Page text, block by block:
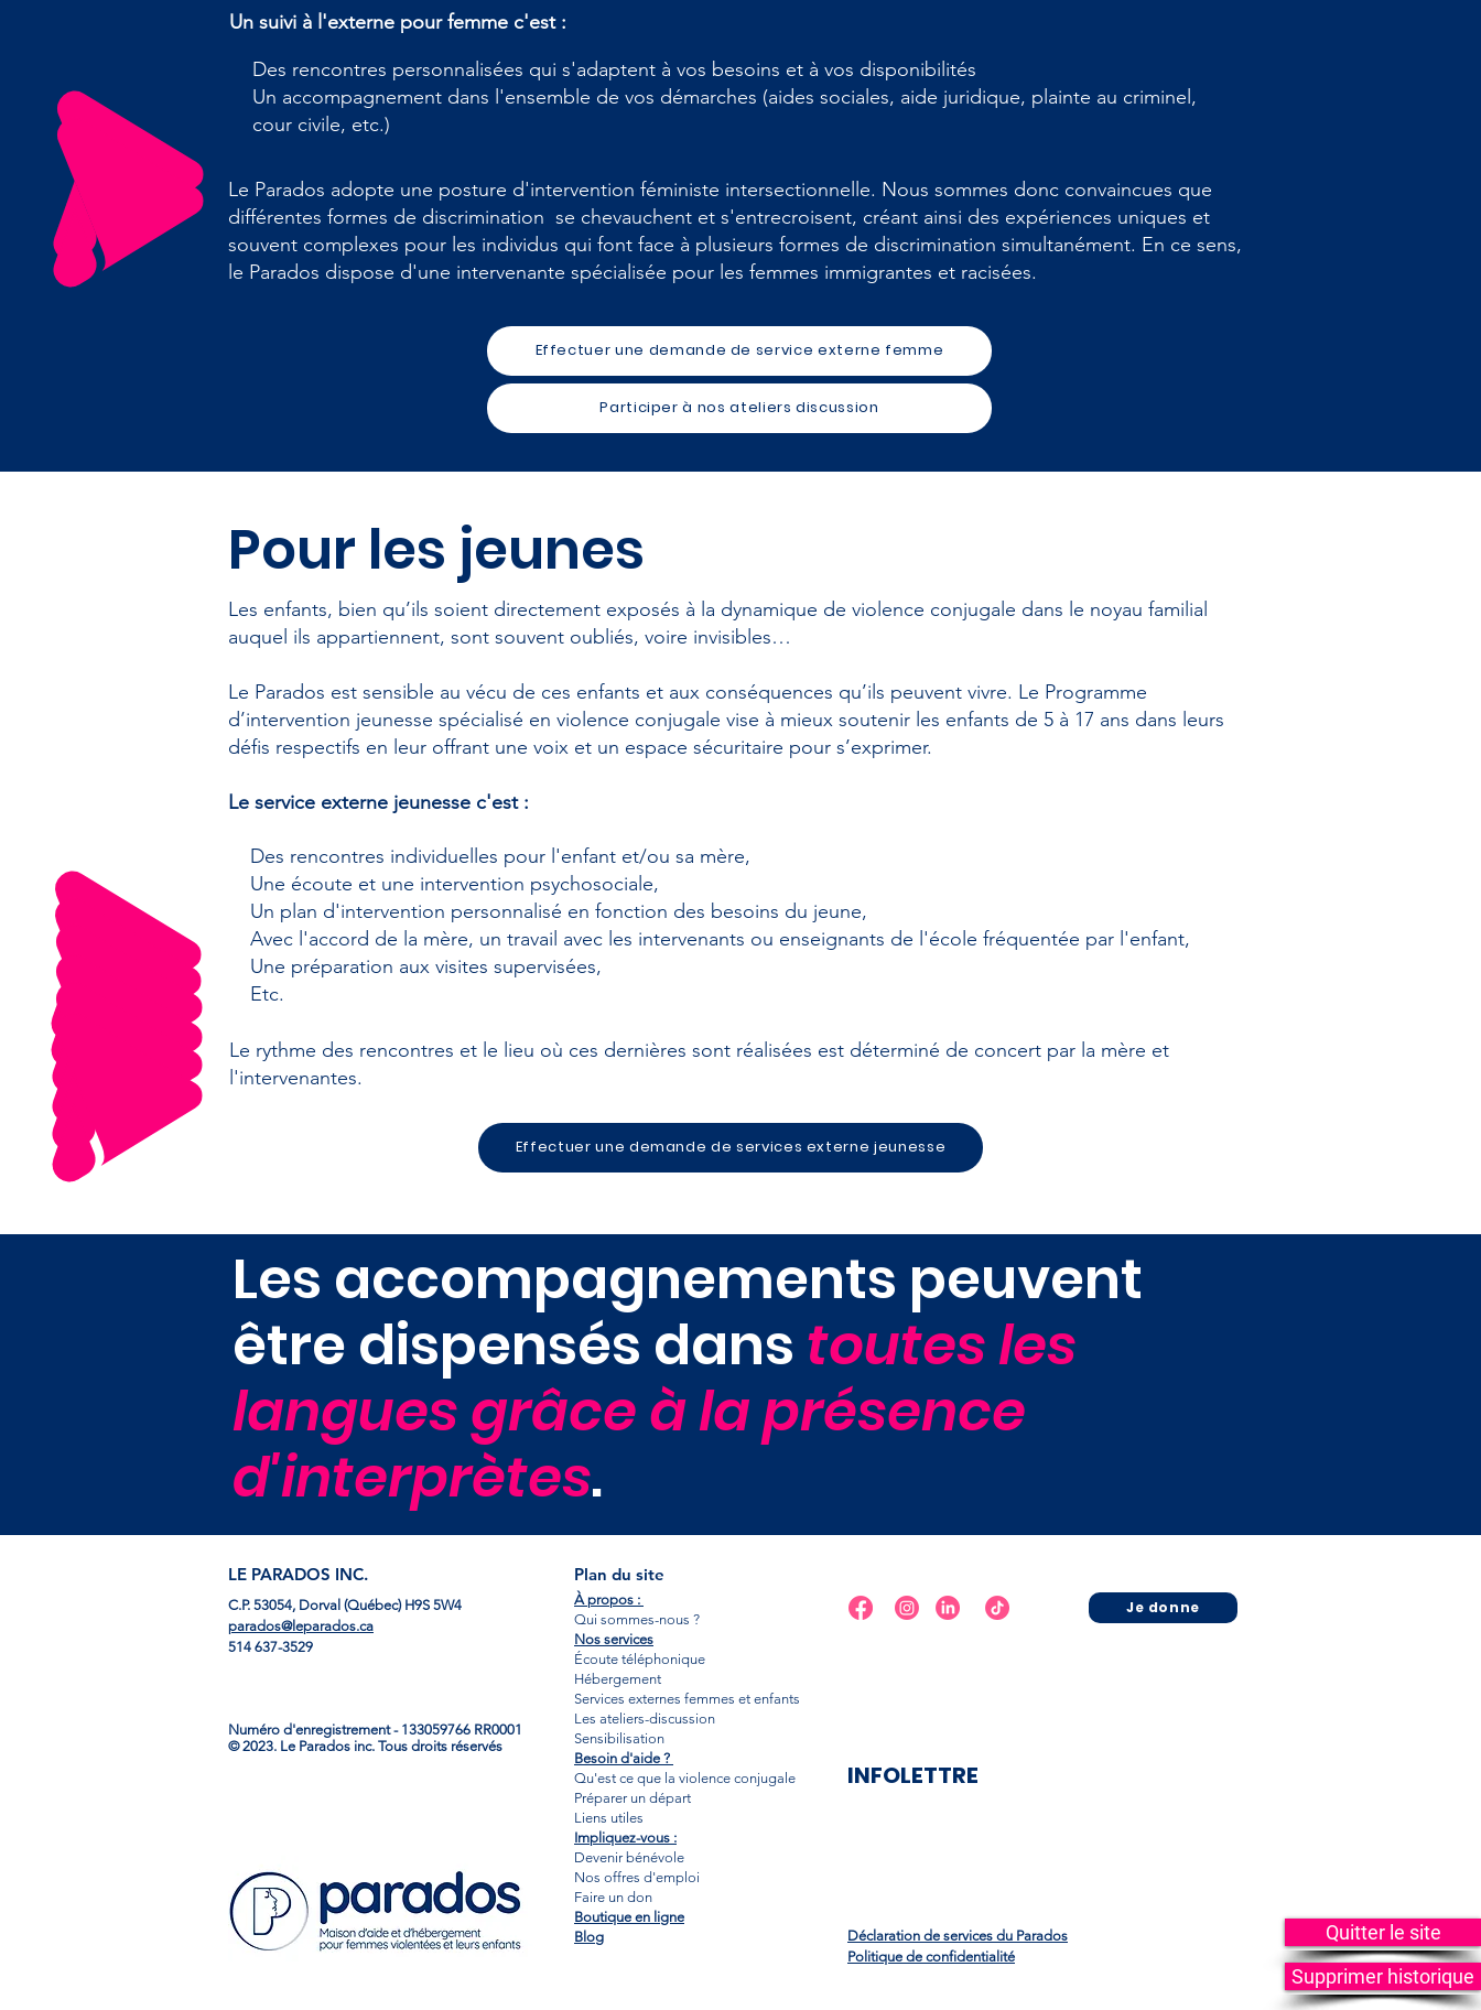
Un suivi à l'externe pour femme c'est :
Des rencontres personnalisées qui s'adaptent à vos besoins et à vos disponibilités
Un accompagnement dans l'ensemble de vos démarches (aides sociales, aide juridique, plainte au criminel,
cour civile, etc.)
Le Parados adopte une posture d'intervention féministe intersectionnelle. Nous sommes donc convaincues que
différentes formes de discrimination se chevauchent et s'entrecroisent, créant ainsi des expériences uniques et
souvent complexes pour les individus qui font face à plusieurs formes de discrimination simultanément. En ce sens,
le Parados dispose d'une intervenante spécialisée pour les femmes immigrantes et racisées.
Effectuer une demande de service externe femme
Participer à nos ateliers discussion
Pour les jeunes
Les enfants, bien qu’ils soient directement exposés à la dynamique de violence conjugale dans le noyau familial
auquel ils appartiennent, sont souvent oubliés, voire invisibles…
​Le Parados est sensible au vécu de ces enfants et aux conséquences qu’ils peuvent vivre. Le Programme
d’intervention jeunesse spécialisé en violence conjugale vise à mieux soutenir les enfants de 5 à 17 ans dans leurs
défis respectifs en leur offrant une voix et un espace sécuritaire pour s’exprimer.
Le service externe jeunesse c'est :
Des rencontres individuelles pour l'enfant et/ou sa mère,
Une écoute et une intervention psychosociale,
Un plan d'intervention personnalisé en fonction des besoins du jeune,
Avec l'accord de la mère, un travail avec les intervenants ou enseignants de l'école fréquentée par l'enfant,
Une préparation aux visites supervisées,
Etc.
Le rythme des rencontres et le lieu où ces dernières sont réalisées est déterminé de concert par la mère et
l'intervenantes.
Effectuer une demande de services externe jeunesse
Les accompagnements peuvent
être dispensés dans toutes les
langues grâce à la présence
d'interprètes.
Quitter le site
Supprimer historique
LE PARADOS INC.
C.P. 53054, Dorval (Québec) H9S 5W4
parados@leparados.ca
514 637-3529
Numéro d'enregistrement - 133059766 RR0001
© 2023. Le Parados inc. Tous droits réservés
INFOLETTRE
Plan du site
À propos :
Qui sommes-nous ?
Nos services
Écoute téléphonique
Hébergement
Services externes femmes et enfants
Les ateliers-discussion
Sensibilisation
Besoin d'aide ?
Qu'est ce que la violence conjugale
Préparer un départ
Liens utiles
Impliquez-vous :
Devenir bénévole
Nos offres d'emploi
Faire un don
Boutique en ligne
Blog
Je donne
Déclaration de services du Parados
Politique de confidentialité